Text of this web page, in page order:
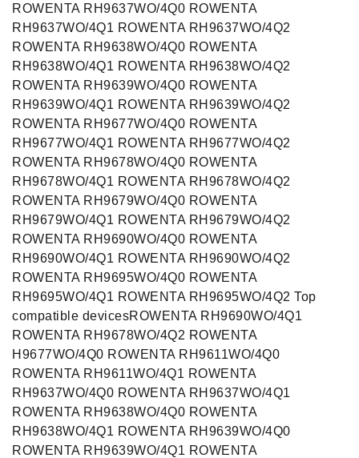
ROWENTA RH9637WO/4Q0 ROWENTA
RH9637WO/4Q1 ROWENTA RH9637WO/4Q2
ROWENTA RH9638WO/4Q0 ROWENTA
RH9638WO/4Q1 ROWENTA RH9638WO/4Q2
ROWENTA RH9639WO/4Q0 ROWENTA
RH9639WO/4Q1 ROWENTA RH9639WO/4Q2
ROWENTA RH9677WO/4Q0 ROWENTA
RH9677WO/4Q1 ROWENTA RH9677WO/4Q2
ROWENTA RH9678WO/4Q0 ROWENTA
RH9678WO/4Q1 ROWENTA RH9678WO/4Q2
ROWENTA RH9679WO/4Q0 ROWENTA
RH9679WO/4Q1 ROWENTA RH9679WO/4Q2
ROWENTA RH9690WO/4Q0 ROWENTA
RH9690WO/4Q1 ROWENTA RH9690WO/4Q2
ROWENTA RH9695WO/4Q0 ROWENTA
RH9695WO/4Q1 ROWENTA RH9695WO/4Q2 Top
compatible devicesROWENTA RH9690WO/4Q1
ROWENTA RH9678WO/4Q2 ROWENTA
H9677WO/4Q0 ROWENTA RH9611WO/4Q0
ROWENTA RH9611WO/4Q1 ROWENTA
RH9637WO/4Q0 ROWENTA RH9637WO/4Q1
ROWENTA RH9638WO/4Q0 ROWENTA
RH9638WO/4Q1 ROWENTA RH9639WO/4Q0
ROWENTA RH9639WO/4Q1 ROWENTA